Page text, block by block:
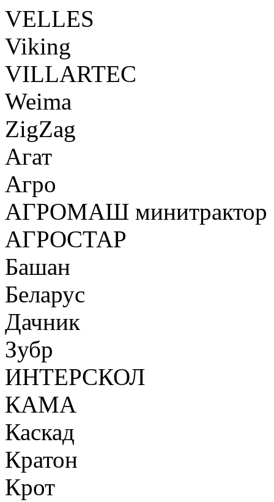
VELLES
Viking
VILLARTEC
Weima
ZigZag
Агат
Агро
АГРОМАШ минитрактор
АГРОСТАР
Башан
Беларус
Дачник
Зубр
ИНТЕРСКОЛ
КАМА
Каскад
Кратон
Крот